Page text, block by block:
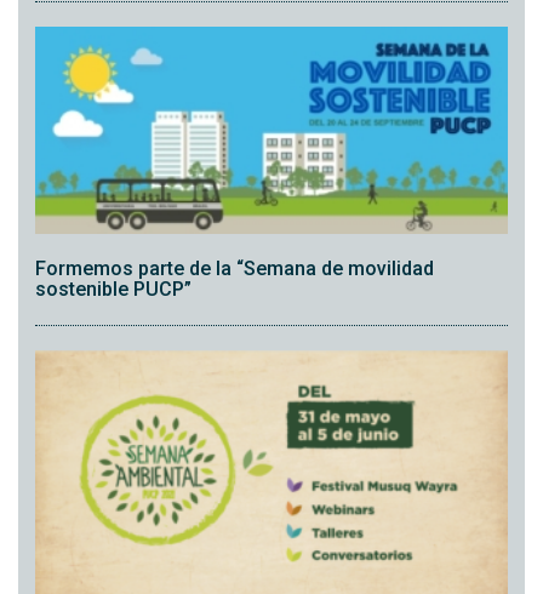
Formemos parte de la “Semana de movilidad
sostenible PUCP”